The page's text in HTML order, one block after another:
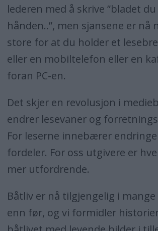
lederen med å skrive ”bladet
hånden..”, men sjansene er nå
store for at du holder et
eller en mobiltelefon eller en
foran PC-en.
Det skjer en revolusjon i
endrer lesevaner og
For leserne innebærer
fordeler. For oss utgivere er
mer utfordrende.
Båtliv er nå tilgjengelig i
enn før, og vi formidler